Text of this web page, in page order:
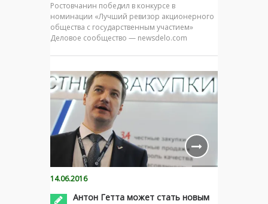
Ростовчанин победил в конкурсе в
номинации «Лучший ревизор акционерного
общества с государственным участием»
Деловое сообщество — newsdelo.com
14.06.2016
Антон Гетта может стать новым